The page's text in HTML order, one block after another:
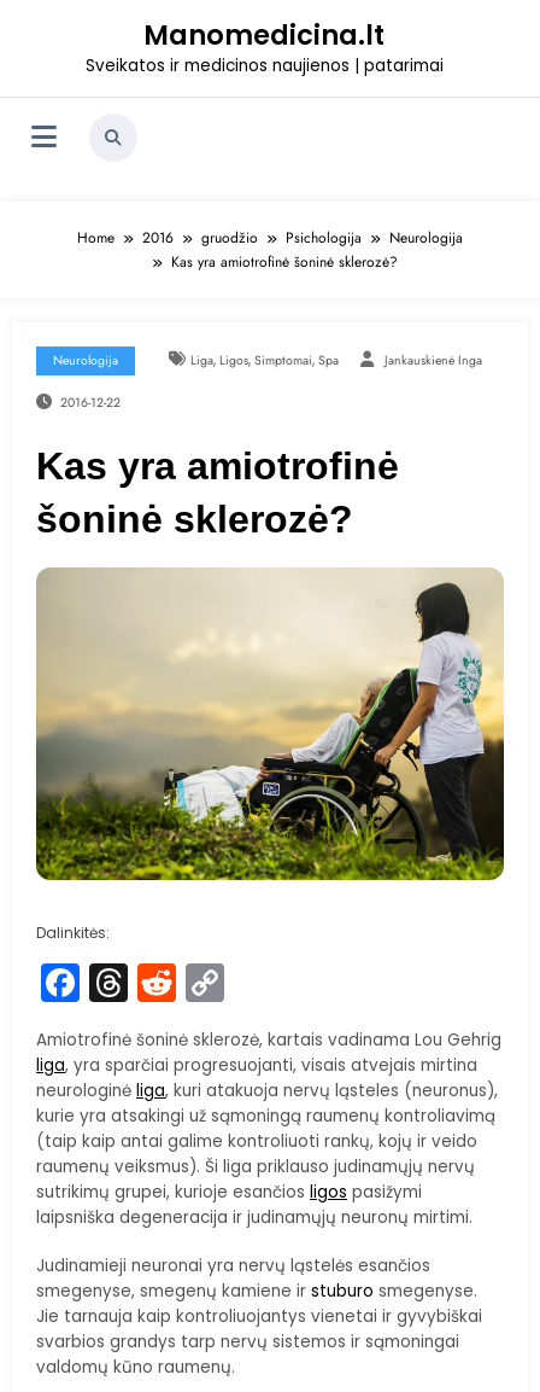
Manomedicina.lt
Sveikatos ir medicinos naujienos | patarimai
Home 2016 gruodžio Psichologija
Neurologija
Kas yra amiotrofinė šoninė sklerozė?
Neurologija Liga, Ligos, Simptomai, Spa Jankauskienė Inga
2016-12-22
Kas yra amiotrofinė
šoninė sklerozė?
Dalinkitės:
Facebook
Threads
Reddit
Link
Amiotrofinė šoninė sklerozė, kartais vadinama Lou Gehrig
liga, yra sparčiai progresuojanti, visais atvejais mirtina
neurologinė liga, kuri atakuoja nervų ląsteles (neuronus),
kurie yra atsakingi už sąmoningą raumenų kontroliavimą
(taip kaip antai galime kontroliuoti rankų, kojų ir veido
raumenų veiksmus). Ši liga priklauso judinamųjų nervų
sutrikimų grupei, kurioje esančios ligos pasižymi
laipsniška degeneracija ir judinamųjų neuronų mirtimi.
Judinamieji neuronai yra nervų ląstelės esančios
smegenyse, smegenų kamiene ir stuburo smegenyse.
Jie tarnauja kaip kontroliuojantys vienetai ir gyvybiškai
svarbios grandys tarp nervų sistemos ir sąmoningai
valdomų kūno raumenų.